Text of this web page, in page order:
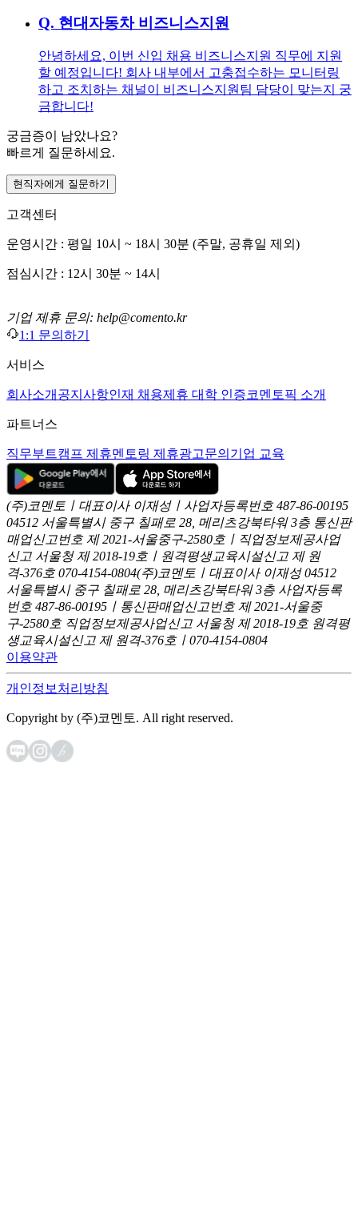
Q. 현대자동차 비즈니스지원
안녕하세요, 이번 신입 채용 비즈니스지원 직무에 지원
할 예정입니다! 회사 내부에서 고충접수하는 모니터링
하고 조치하는 채널이 비즈니스지원팀 담당이 맞는지 궁
금합니다!
궁금증이 남았나요?
빠르게 질문하세요.
현직자에게 질문하기
고객센터
운영시간 : 평일 10시 ~ 18시 30분 (주말, 공휴일 제외)
점심시간 : 12시 30분 ~ 14시
기업 제휴 문의: help@comento.kr
1:1 문의하기
서비스
회사소개 공지사항인재 채용제휴 대학 인증코멘토픽 소개
파트너스
직무부트캠프 제휴멘토링 제휴광고문의 기업 교육
(주)코멘토ㅣ대표이사 이재성ㅣ사업자등록번호 487-86-00195
04512 서울특별시 중구 칠패로 28, 메리츠강북타워 3층 통신판
매업신고번호 제 2021-서울중구-2580호ㅣ직업정보제공사업
신고 서울청 제 2018-19호ㅣ원격평생교육시설신고 제 원
격-376호 070-4154-0804(주)코멘토ㅣ대표이사 이재성 04512
서울특별시 중구 칠패로 28, 메리츠강북타워 3층 사업자등록
번호 487-86-00195ㅣ통신판매업신고번호 제 2021-서울중
구-2580호 직업정보제공사업신고 서울청 제 2018-19호 원격평
생교육시설신고 제 원격-376호ㅣ070-4154-0804
이용약관
개인정보처리방침
Copyright by (주)코멘토. All right reserved.